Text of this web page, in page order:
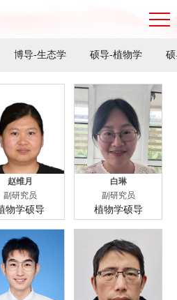
博导-生态学 硕导-植物学
赵维月
副研究员
物学硕导
白琳
副研究员
植物学硕导